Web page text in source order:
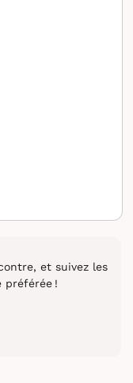
et suivez les
préférée !